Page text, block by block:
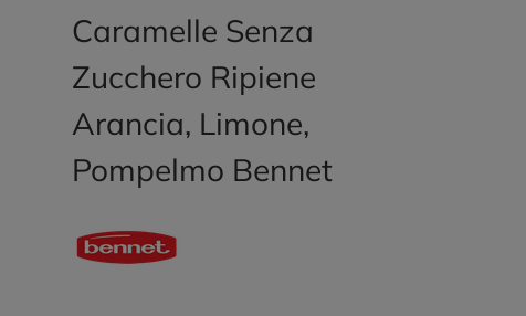
Caramelle Senza
Zucchero Ripiene
Arancia, Limone,
Pompelmo Bennet